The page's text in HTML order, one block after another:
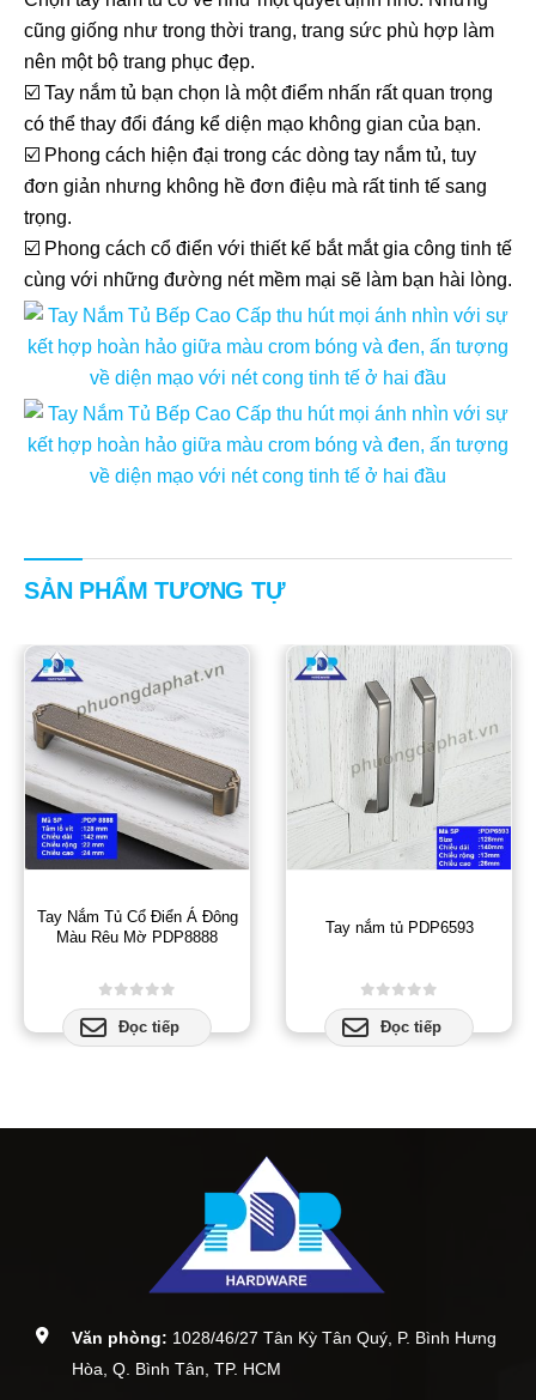
cũng giống như trong thời trang, trang sức phù hợp làm
nên một bộ trang phục đẹp.
☑️ Tay nắm tủ bạn chọn là một điểm nhấn rất quan trọng
có thể thay đổi đáng kể diện mạo không gian của bạn.
☑️ Phong cách hiện đại trong các dòng tay nắm tủ, tuy
đơn giản nhưng không hề đơn điệu mà rất tinh tế sang
trọng.
☑️ Phong cách cổ điển với thiết kế bắt mắt gia công tinh tế
cùng với những đường nét mềm mại sẽ làm bạn hài lòng.
SẢN PHẨM TƯƠNG TỰ
Tay Nắm Tủ Cổ Điển Á Đông
Màu Rêu Mờ PDP8888
0out of 5
Đọc tiếp
Tay nắm tủ PDP6593
0out of 5
Đọc tiếp
Văn phòng: 1028/46/27 Tân Kỳ Tân Quý, P. Bình Hưng
Hòa, Q. Bình Tân, TP. HCM